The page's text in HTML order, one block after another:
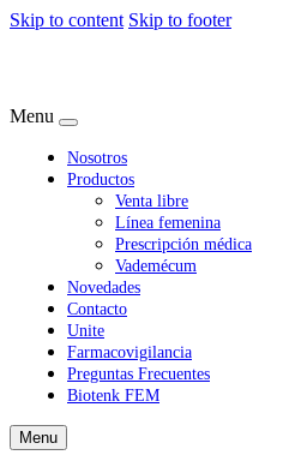
Skip to content Skip to footer
Menu
Nosotros
Productos
Venta libre
Línea femenina
Prescripción médica
Vademécum
Novedades
Contacto
Unite
Farmacovigilancia
Preguntas Frecuentes
Biotenk FEM
Menu